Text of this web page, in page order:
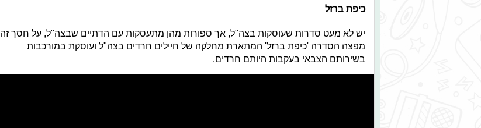
כיפת ברזל
יש לא מעט סדרות שעוסקות בצה"ל, אך ספורות מהן מתעסקות עם הדתיים שבצה"ל, על חסך זה
מפצה הסדרה 'כיפת ברזל' המתארת מחלקה של חיילים חרדים בצה"ל ועוסקת במורכבות
בשירותם הצבאי בעקבות היותם חרדים.